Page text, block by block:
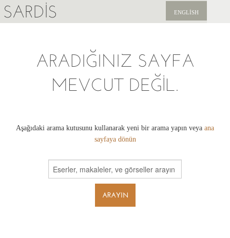
SARDIS ENGLISH
ARADIĞINIZ SAYFA
MEVCUT DEĞIL.
Aşağıdaki arama kutusunu kullanarak yeni bir arama yapın veya ana
sayfaya dönün